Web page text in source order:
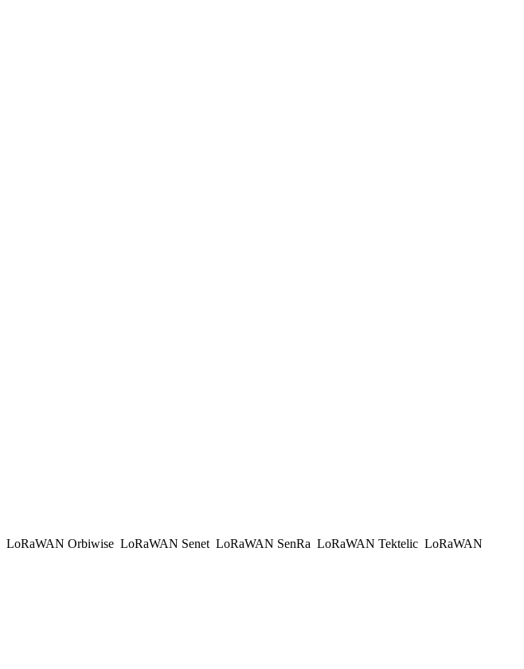
LoRaWAN Orbiwise LoRaWAN Senet LoRaWAN SenRa LoRaWAN Tektelic LoRaWAN